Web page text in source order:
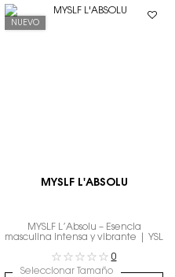
NUEVO
MYSLF L'ABSOLU
MYSLF L’Absolu – Esencia
masculina intensa y vibrante | YSL
0
Seleccionar Tamaño